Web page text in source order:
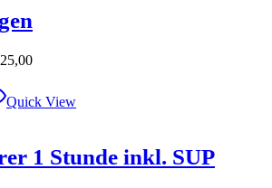
auf
gewählt
werden
Quick View
1 Stunde inkl. SUP